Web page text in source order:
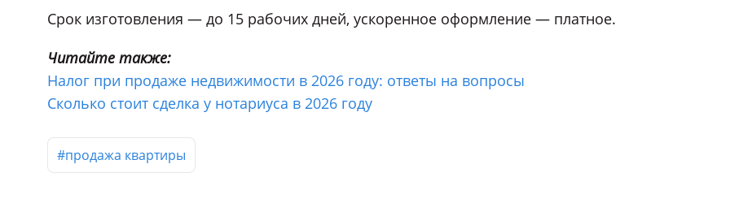
Срок изготовления — до 15 рабочих дней, ускоренное оформление — платное.
Читайте также:
Налог при продаже недвижимости в 2026 году: ответы на вопросы
Сколько стоит сделка у нотариуса в 2026 году
#продажа квартиры